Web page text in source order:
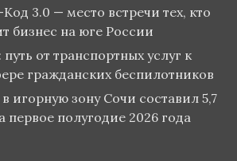
3.0 — место встречи тех, кто
бизнес на юге России
путь от транспортных услуг к
гражданских беспилотников
игорную зону Сочи составил 5,7
первое полугодие 2026 года